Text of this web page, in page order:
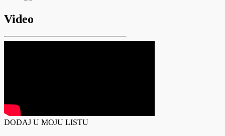
Video
DODAJ U MOJU LISTU